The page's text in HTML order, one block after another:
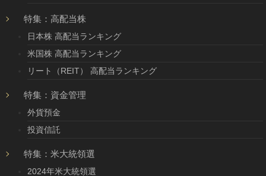
特集：高配当株
日本株 高配当ランキング
米国株 高配当ランキング
リート（REIT） 高配当ランキング
特集：資金管理
外貨預金
投資信託
特集：米大統領選
2024年米大統領選